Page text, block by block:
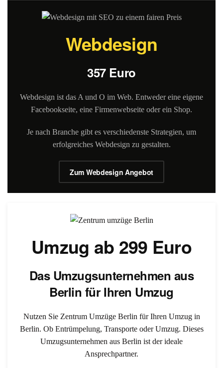
Webdesign
357 Euro
Webdesign ist das A und O im Web. Entweder eine eigene
Facebookseite, eine Firmenwebseite oder ein Shop.
Je nach Branche gibt es verschiedenste Strategien, um
erfolgreiches Webdesign zu gestalten.
Zum Webdesign Angebot
Umzug ab 299 Euro
Das Umzugsunternehmen aus
Berlin für Ihren Umzug
Nutzen Sie Zentrum Umzüge Berlin für Ihren Umzug in
Berlin. Ob Entrümpelung, Transporte oder Umzug. Dieses
Umzugsunternehmen aus Berlin ist der ideale
Ansprechpartner.